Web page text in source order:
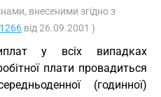
внесеними згідно з
від 26.09.2001 )
у всіх випадках
плати провадиться
(годинної)